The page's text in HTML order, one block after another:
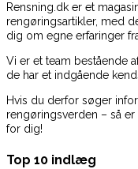
Rensning.dk er et
rengøringsartikler, med
dig om egne erfaringer
Vi er et team bestående
de har et indgående
Hvis du derfor søger
rengøringsverden – så
for dig!
Top 10 indlæg